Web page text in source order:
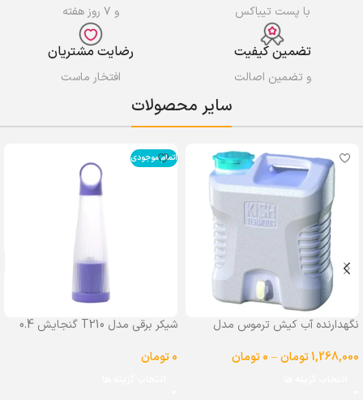
با پست تیباکس و ۷ روز هفته
تضمین کیفیت
و تضمین اصالت
رضایت مشتریان
افتخار ماست
سایر محصولات
نگهدارنده آب کیش ترموس مدل
1,268,000تومان–
0تومان
اتمام موجودی
شیکر برقی مدل T210 گنجایش 0.4
0تومان